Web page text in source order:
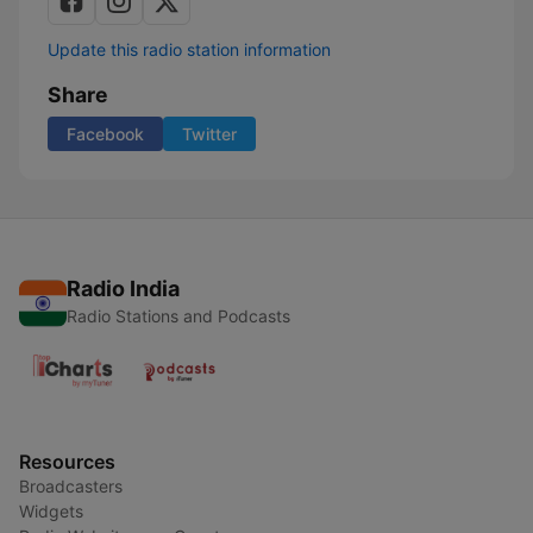
Update this radio station information
Share
Facebook Twitter
Radio India
Radio Stations and Podcasts
Resources
Broadcasters
Widgets